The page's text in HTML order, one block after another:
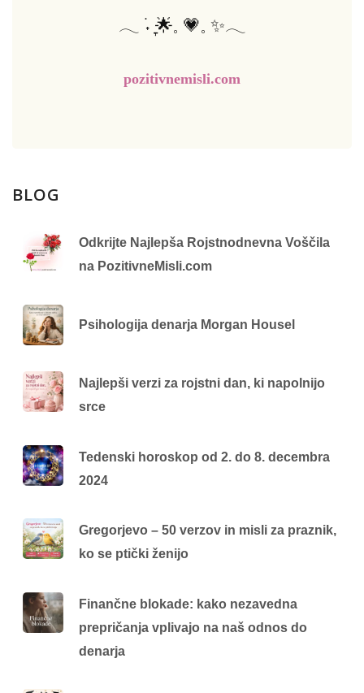
𓂃 ࣪˖ ִֶָ🌟𓈒 💗𓈒 ✨𓂃
pozitivnemisli.com
BLOG
Odkrijte Najlepša Rojstnodnevna Voščila
na PozitivneMisli.com
Psihologija denarja Morgan Housel
Najlepši verzi za rojstni dan, ki napolnijo
srce
Tedenski horoskop od 2. do 8. decembra
2024
Gregorjevo – 50 verzov in misli za praznik,
ko se ptički ženijo
Finančne blokade: kako nezavedna
prepričanja vplivajo na naš odnos do
denarja